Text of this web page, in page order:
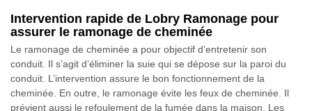
Intervention rapide de Lobry Ramonage pour
assurer le ramonage de cheminée
Le ramonage de cheminée a pour objectif d’entretenir son
conduit. Il s’agit d’éliminer la suie qui se dépose sur la paroi du
conduit. L’intervention assure le bon fonctionnement de la
cheminée. En outre, le ramonage évite les feux de cheminée. Il
prévient aussi le refoulement de la fumée dans la maison. Les